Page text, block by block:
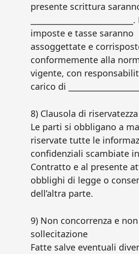
presente scrittura
imposte e tasse saranno
assoggettate e
conformemente alla
vigente, con
carico di
8) Clausola di riservatezza
Le parti si obbligano a
riservate tutte le
confidenziali scambiate
Contratto e al presente
obblighi di legge o
dell’altra parte.
9) Non concorrenza e non
sollecitazione
Fatte salve eventuali